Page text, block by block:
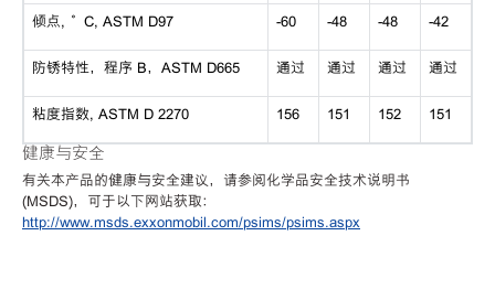
倾点, °C, ASTM D97 -60 -48 -48 -42
防锈特性，程序 B，ASTM D665 通过 通过 通过 通过
粘度指数, ASTM D 2270 156 151 152 151
健康与安全
有关本产品的健康与安全建议，请参阅化学品安全技术说明书
(MSDS)，可于以下网站获取：
http://www.msds.exxonmobil.com/psims/psims.aspx